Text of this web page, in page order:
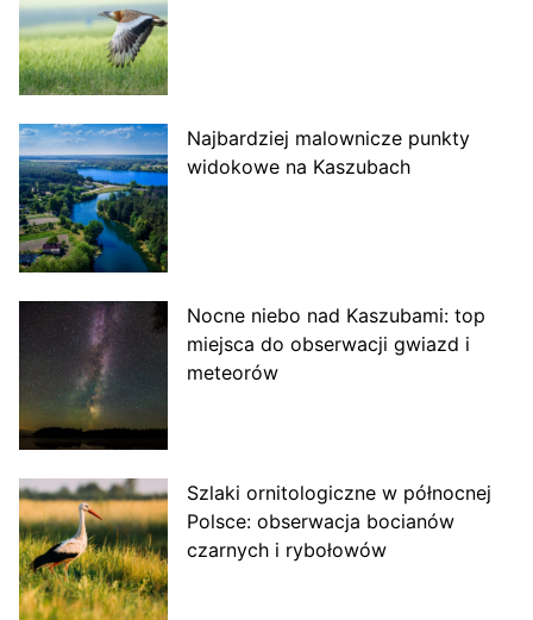
Najbardziej malownicze punkty
widokowe na Kaszubach
Nocne niebo nad Kaszubami: top
miejsca do obserwacji gwiazd i
meteorów
Szlaki ornitologiczne w północnej
Polsce: obserwacja bocianów
czarnych i rybołowów